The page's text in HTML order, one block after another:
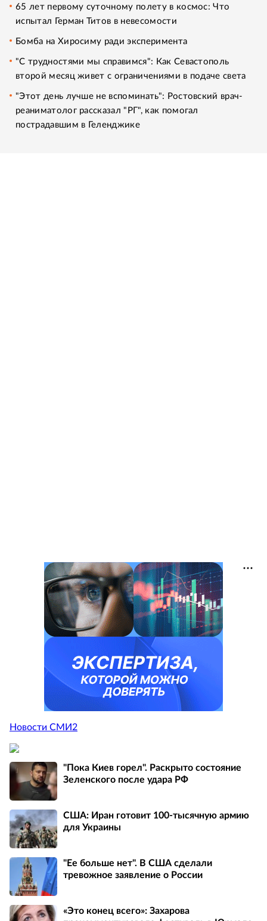
65 лет первому суточному полету в космос: Что
испытал Герман Титов в невесомости
Бомба на Хиросиму ради эксперимента
"С трудностями мы справимся": Как Севастополь
второй месяц живет с ограничениями в подаче света
"Этот день лучше не вспоминать": Ростовский врач-
реаниматолог рассказал "РГ", как помогал
пострадавшим в Геленджике
Новости СМИ2
"Пока Киев горел". Раскрыто состояние
Зеленского после удара РФ
США: Иран готовит 100-тысячную армию
для Украины
"Ее больше нет". В США сделали
тревожное заявление о России
«Это конец всего»: Захарова